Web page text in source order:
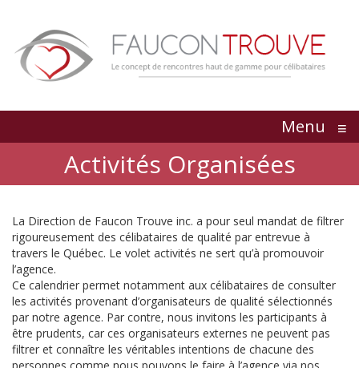
Menu ≡
Activités Organisées
La Direction de Faucon Trouve inc. a pour seul mandat de filtrer
rigoureusement des célibataires de qualité par entrevue à
travers le Québec. Le volet activités ne sert qu’à promouvoir
l’agence.
Ce calendrier permet notamment aux célibataires de consulter
les activités provenant d’organisateurs de qualité sélectionnés
par notre agence. Par contre, nous invitons les participants à
être prudents, car ces organisateurs externes ne peuvent pas
filtrer et connaître les véritables intentions de chacune des